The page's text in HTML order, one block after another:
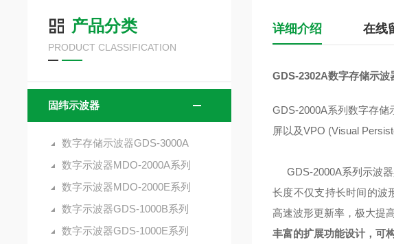
产品分类
PRODUCT CLASSIFICATION
固纬示波器
数字存储示波器GDS-3000A
数字示波器MDO-2000A系列
数字示波器MDO-2000E系列
数字示波器GDS-1000B系列
数字示波器GDS-1000E系列
详细介绍 在线
GDS-2302A数字存储示波
GDS-2000A系列数字存
屏以及VPO (Visual
GDS-2000A系列示波器
长度不仅支持长时间的波
高速波形更新率，极大提
丰富的扩展功能设计，可